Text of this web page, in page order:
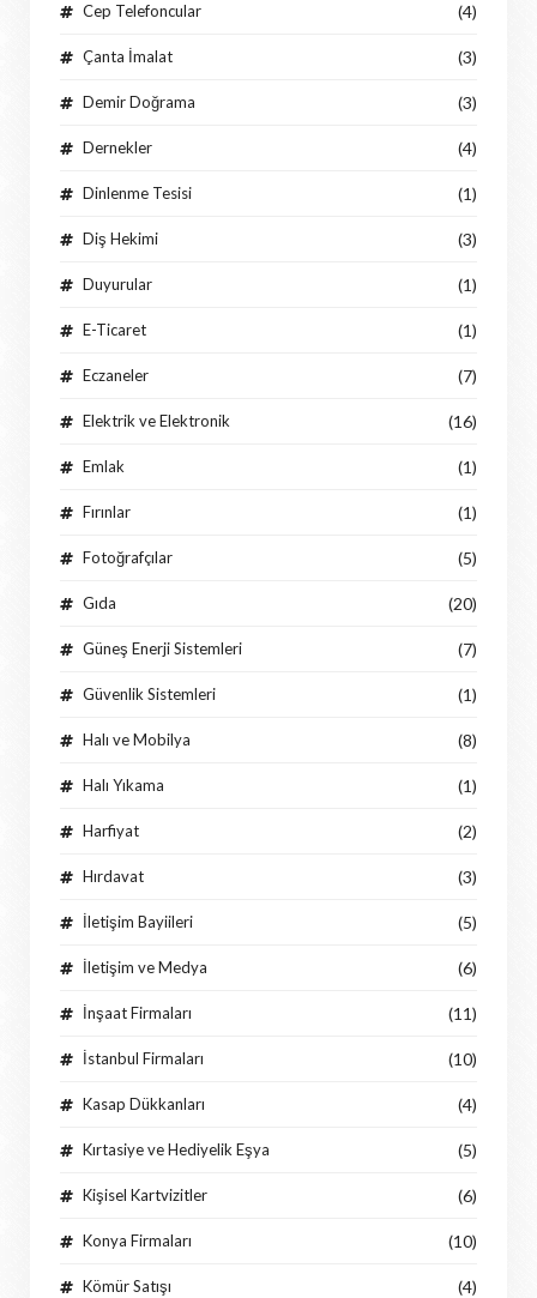
Cep Telefoncular (4)
Çanta İmalat (3)
Demir Doğrama (3)
Dernekler (4)
Dinlenme Tesisi (1)
Diş Hekimi (3)
Duyurular (1)
E-Ticaret (1)
Eczaneler (7)
Elektrik ve Elektronik (16)
Emlak (1)
Fırınlar (1)
Fotoğrafçılar (5)
Gıda (20)
Güneş Enerji Sistemleri (7)
Güvenlik Sistemleri (1)
Halı ve Mobilya (8)
Halı Yıkama (1)
Harfiyat (2)
Hırdavat (3)
İletişim Bayiileri (5)
İletişim ve Medya (6)
İnşaat Firmaları (11)
İstanbul Firmaları (10)
Kasap Dükkanları (4)
Kırtasiye ve Hediyelik Eşya (5)
Kişisel Kartvizitler (6)
Konya Firmaları (10)
Kömür Satışı (4)